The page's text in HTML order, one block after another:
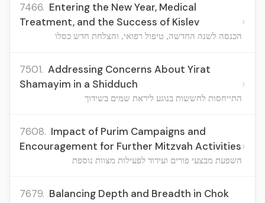
7466. Entering the New Year, Medical
Treatment, and the Success of Kislev
הכנסה לשנה החדשה, טיפול רפואי, והצלחת חדש כסלו
›
7501. Addressing Concerns About Yirat
Shamayim in a Shidduch
התייחסות לחששות בנוגע ליראת שמים בשידוך
›
7608. Impact of Purim Campaigns and
Encouragement for Further Mitzvah Activities
השפעת מבצעי פורים ועידוד לפעילות מצוות נוספת
›
7679. Balancing Depth and Breadth in Chok